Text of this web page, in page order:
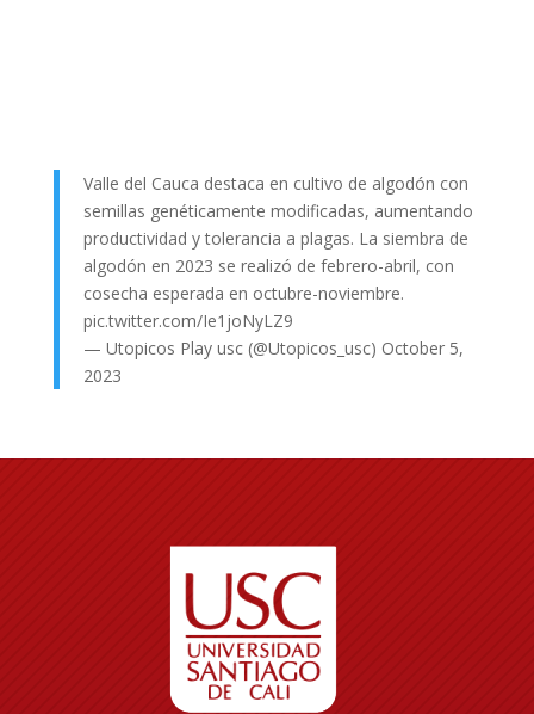
Valle del Cauca destaca en cultivo de algodón con
semillas genéticamente modificadas, aumentando
productividad y tolerancia a plagas. La siembra de
algodón en 2023 se realizó de febrero-abril, con
cosecha esperada en octubre-noviembre.
pic.twitter.com/Ie1joNyLZ9
— Utopicos Play usc (@Utopicos_usc) October 5,
2023